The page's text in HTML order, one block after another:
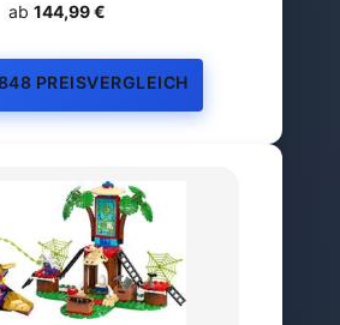
ab 144,99 €
PREISVERGLEICH